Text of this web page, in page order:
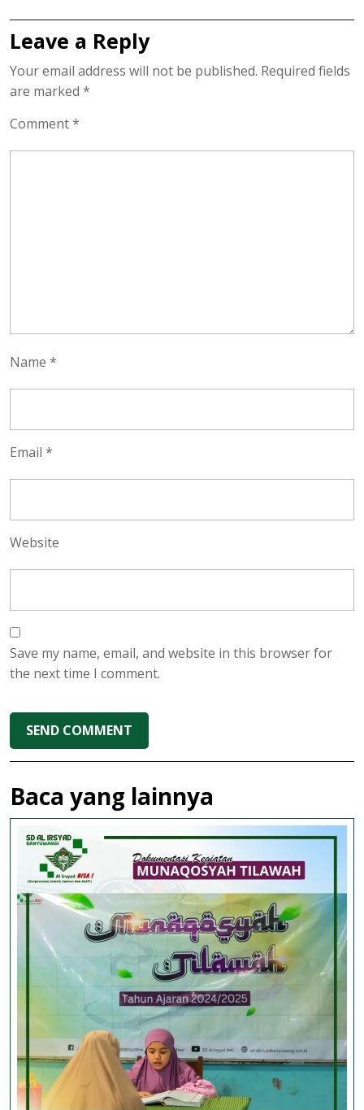
Leave a Reply
Your email address will not be published. Required fields
are marked *
Comment*
Name *
Email *
Website
Save my name, email, and website in this browser for
the next time I comment.
Baca yang lainnya